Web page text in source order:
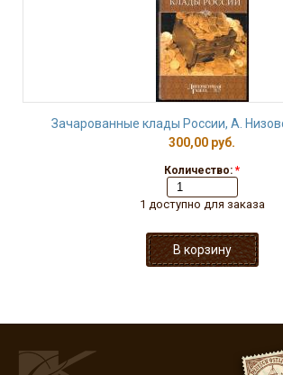
Зачарованные клады России, А.
300,00 руб.
Количество: *
1 доступно для заказа